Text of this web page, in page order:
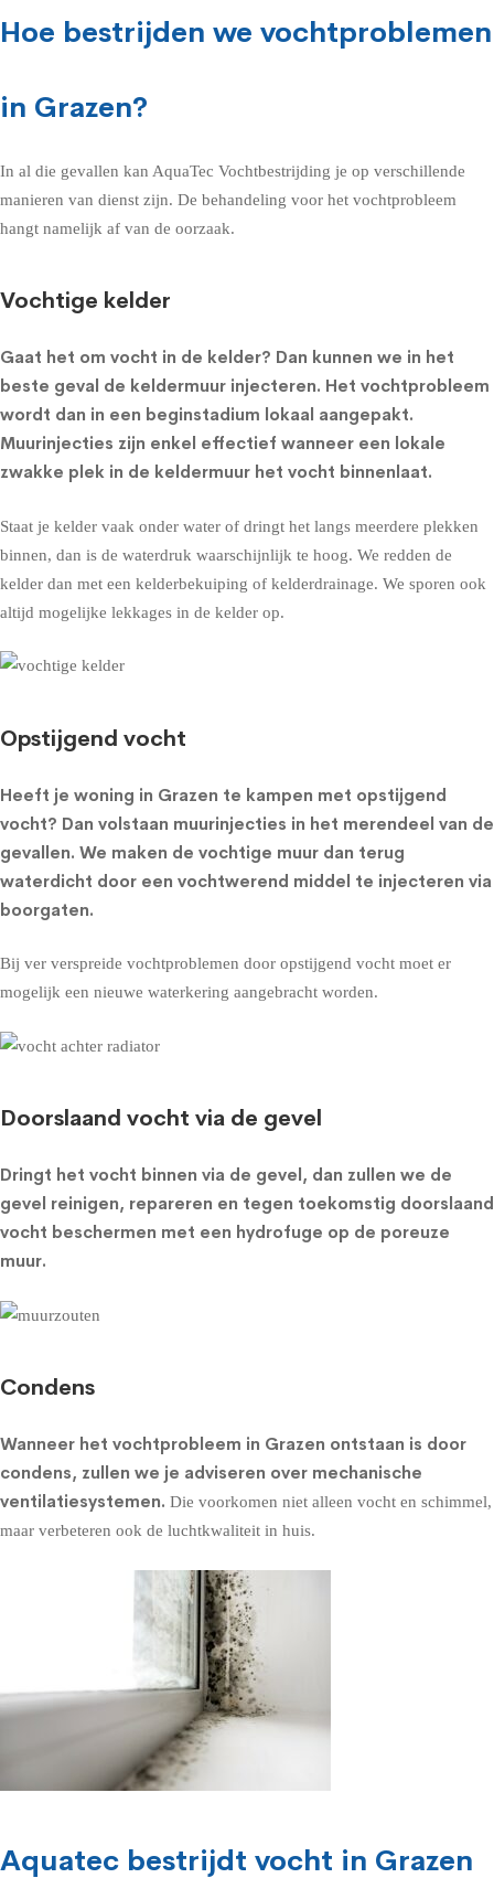
Hoe bestrijden we vochtproblemen
in Grazen?
In al die gevallen kan AquaTec Vochtbestrijding je op verschillende
manieren van dienst zijn. De behandeling voor het vochtprobleem
hangt namelijk af van de oorzaak.
Vochtige kelder
Gaat het om vocht in de kelder? Dan kunnen we in het
beste geval de keldermuur injecteren. Het vochtprobleem
wordt dan in een beginstadium lokaal aangepakt.
Muurinjecties zijn enkel effectief wanneer een lokale
zwakke plek in de keldermuur het vocht binnenlaat.
Staat je kelder vaak onder water of dringt het langs meerdere plekken
binnen, dan is de waterdruk waarschijnlijk te hoog. We redden de
kelder dan met een kelderbekuiping of kelderdrainage. We sporen ook
altijd mogelijke lekkages in de kelder op.
Opstijgend vocht
Heeft je woning in Grazen te kampen met opstijgend
vocht? Dan volstaan muurinjecties in het merendeel van de
gevallen. We maken de vochtige muur dan terug
waterdicht door een vochtwerend middel te injecteren via
boorgaten.
Bij ver verspreide vochtproblemen door opstijgend vocht moet er
mogelijk een nieuwe waterkering aangebracht worden.
Doorslaand vocht via de gevel
Dringt het vocht binnen via de gevel, dan zullen we de
gevel reinigen, repareren en tegen toekomstig doorslaand
vocht beschermen met een hydrofuge op de poreuze
muur.
Condens
Wanneer het vochtprobleem in Grazen ontstaan is door
condens, zullen we je adviseren over mechanische
ventilatiesystemen. Die voorkomen niet alleen vocht en schimmel,
maar verbeteren ook de luchtkwaliteit in huis.
Aquatec bestrijdt vocht in Grazen